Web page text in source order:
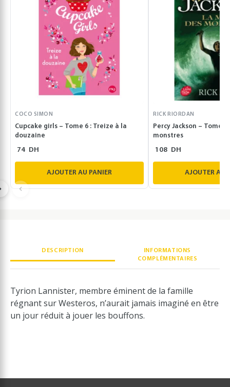
COCO SIMON
Cupcake girls – Tome 6 : Treize à la
douzaine
74 DH
AJOUTER AU PANIER
RICK RIORDAN
Percy Jackson – Tome 2
monstres
108 DH
AJOUTER AU
DESCRIPTION
INFORMATIONS
COMPLÉMENTAIRES
Tyrion Lannister, membre éminent de la famille
régnant sur Westeros, n’aurait jamais imaginé en être
un jour réduit à jouer les bouffons.